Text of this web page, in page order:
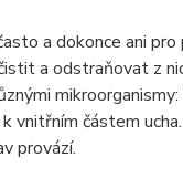
a dokonce ani
a odstraňovat z
vnitřním částem
provází.